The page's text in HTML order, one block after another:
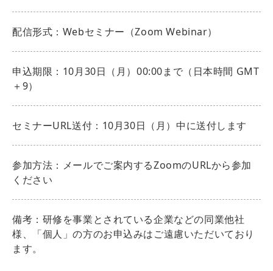
配信形式：Webセミナー（Zoom Webinar）
申込期限：10月30日（月）00:00まで（日本時間 GMT
＋9）
セミナーURL送付：10月30日（月）中に送付します
参加方法：メールでご案内するZoomのURLから参加
ください
備考：研修を事業とされている企業などの同業他社
様、「個人」の方のお申込みはご遠慮いただいており
ます。